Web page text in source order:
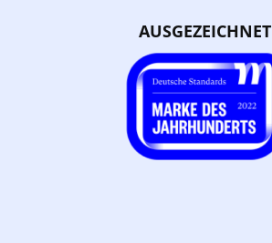
AUSGEZEICHNET